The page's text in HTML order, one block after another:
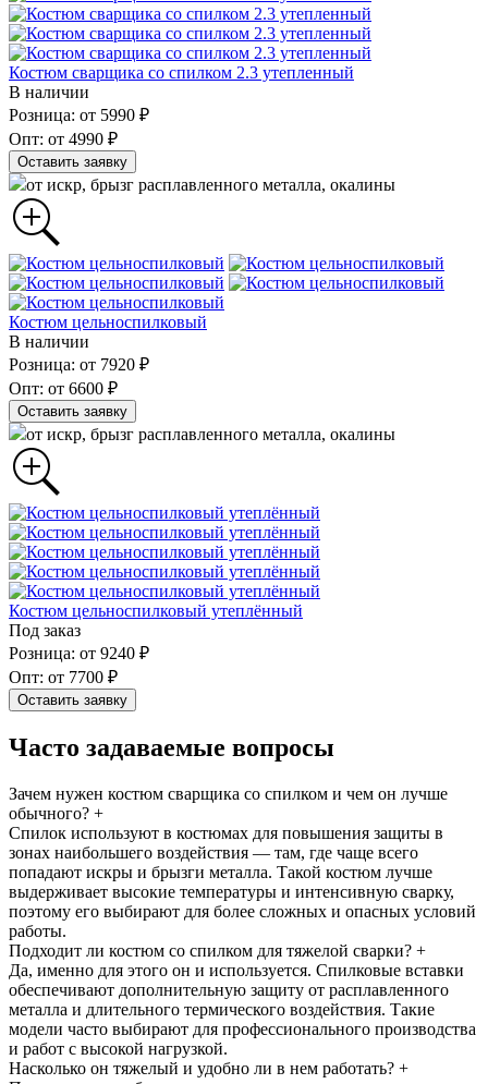
Костюм сварщика со спилком 2.3 утепленный
В наличии
Розница: от 5990 ₽
Опт: от 4990 ₽
Оставить заявку
от искр, брызг расплавленного металла, окалины
Костюм цельноспилковый
В наличии
Розница: от 7920 ₽
Опт: от 6600 ₽
Оставить заявку
от искр, брызг расплавленного металла, окалины
Костюм цельноспилковый утеплённый
Под заказ
Розница: от 9240 ₽
Опт: от 7700 ₽
Оставить заявку
Часто задаваемые вопросы
Зачем нужен костюм сварщика со спилком и чем он лучше
обычного? +
Спилок используют в костюмах для повышения защиты в
зонах наибольшего воздействия — там, где чаще всего
попадают искры и брызги металла. Такой костюм лучше
выдерживает высокие температуры и интенсивную сварку,
поэтому его выбирают для более сложных и опасных условий
работы.
Подходит ли костюм со спилком для тяжелой сварки? +
Да, именно для этого он и используется. Спилковые вставки
обеспечивают дополнительную защиту от расплавленного
металла и длительного термического воздействия. Такие
модели часто выбирают для профессионального производства
и работ с высокой нагрузкой.
Насколько он тяжелый и удобно ли в нем работать? +